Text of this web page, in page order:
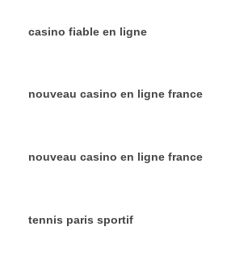
casino fiable en ligne
nouveau casino en ligne france
nouveau casino en ligne france
tennis paris sportif